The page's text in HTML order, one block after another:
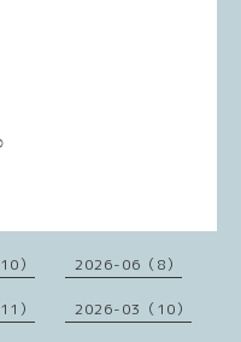
） 2026-06（8）
） 2026-03（10）